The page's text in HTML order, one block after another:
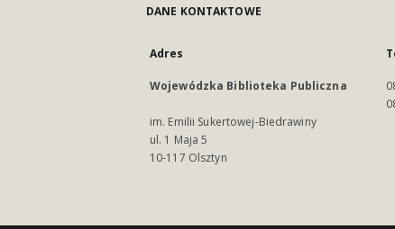
DANE KONTAKTOWE
Adres
Wojewódzka Biblioteka Publiczna
im. Emilii Sukertowej-Biedrawiny
ul. 1 Maja 5
10-117 Olsztyn